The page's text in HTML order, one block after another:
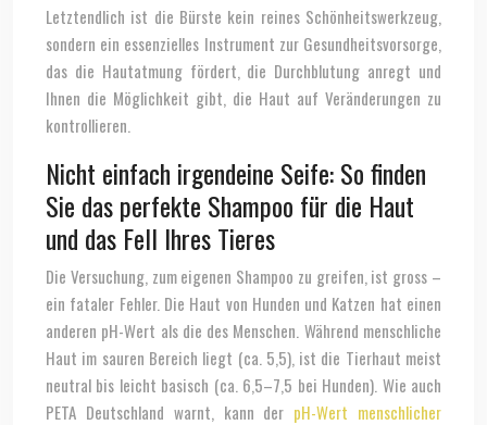
Letztendlich ist die Bürste kein reines Schönheitswerkzeug,
sondern ein essenzielles Instrument zur Gesundheitsvorsorge,
das die Hautatmung fördert, die Durchblutung anregt und
Ihnen die Möglichkeit gibt, die Haut auf Veränderungen zu
kontrollieren.
Nicht einfach irgendeine Seife: So finden
Sie das perfekte Shampoo für die Haut
und das Fell Ihres Tieres
Die Versuchung, zum eigenen Shampoo zu greifen, ist gross –
ein fataler Fehler. Die Haut von Hunden und Katzen hat einen
anderen pH-Wert als die des Menschen. Während menschliche
Haut im sauren Bereich liegt (ca. 5,5), ist die Tierhaut meist
neutral bis leicht basisch (ca. 6,5–7,5 bei Hunden). Wie auch
PETA Deutschland warnt, kann der pH-Wert menschlicher